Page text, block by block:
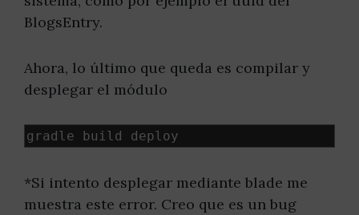
BlogsEntry.
Ahora, lo último que queda es compilar y
desplegar el módulo
gradle build deploy
*Si intento desplegar mediante blade me
muestra este error. Creo que es un bug